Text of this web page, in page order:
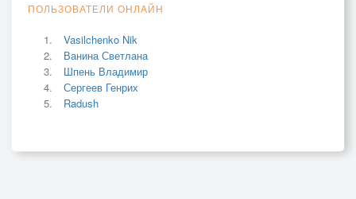
ПОЛЬЗОВАТЕЛИ ОНЛАЙН
Vasilchenko Nik
Ванина Светлана
Шпень Владимир
Сергеев Генрих
Radush